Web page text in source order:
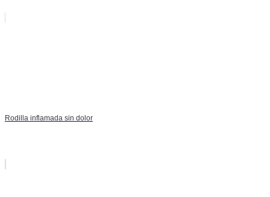
Rodilla inflamada sin dolor